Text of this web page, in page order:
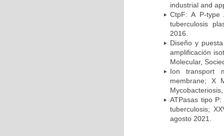
industrial and
CtpF: A P-type
tuberculosis
2016.
Diseño y
amplificación
Molecular,
Ion transport
membrane; X
ATPasas tipo
tuberculosis;
agosto 2021.